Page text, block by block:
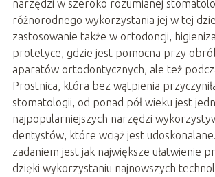
narzędzi w szeroko rozumianej
różnorodnego wykorzystania jej w tej
zastosowanie także w ortodoncji,
protetyce, gdzie jest pomocna przy
aparatów ortodontycznych, ale też
Prostnica, która bez wątpienia
stomatologii, od ponad pół wieku jest
najpopularniejszych narzędzi
dentystów, które wciąż jest
zadaniem jest jak największe ułatwienie
dzięki wykorzystaniu najnowszych